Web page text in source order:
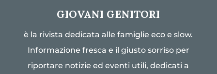
GIOVANI GENITORI
è la rivista dedicata alle famiglie eco e slow.
Informazione fresca e il giusto sorriso per
riportare notizie ed eventi utili, dedicati a